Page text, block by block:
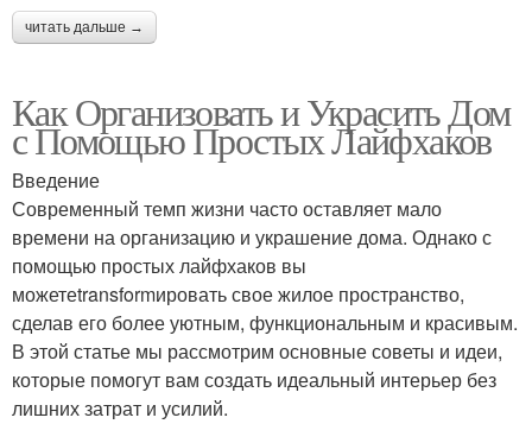
читать дальше →
Как Организовать и Украсить Дом
с Помощью Простых Лайфхаков
Введение
Современный темп жизни часто оставляет мало
времени на организацию и украшение дома. Однако с
помощью простых лайфхаков вы
можетеtransformировать свое жилое пространство,
сделав его более уютным, функциональным и красивым.
В этой статье мы рассмотрим основные советы и идеи,
которые помогут вам создать идеальный интерьер без
лишних затрат и усилий.